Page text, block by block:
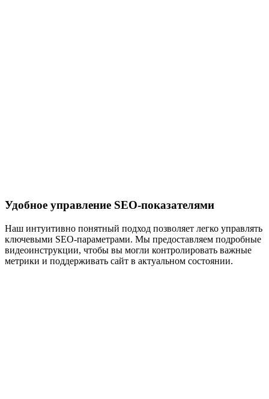
Удобное управление SEO-показателями
Наш интуитивно понятный подход позволяет легко управлять
ключевыми SEO-параметрами. Мы предоставляем подробные
видеоинструкции, чтобы вы могли контролировать важные
метрики и поддерживать сайт в актуальном состоянии.